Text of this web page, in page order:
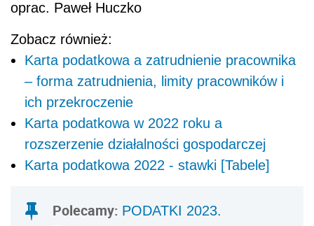
oprac. Paweł Huczko
Zobacz również:
Karta podatkowa a zatrudnienie pracownika
– forma zatrudnienia, limity pracowników i
ich przekroczenie
Karta podatkowa w 2022 roku a
rozszerzenie działalności gospodarczej
Karta podatkowa 2022 - stawki [Tabele]
Polecamy: PODATKI 2023.